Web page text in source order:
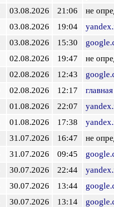
03.08.2026 21:06
не
03.08.2026 19:04
03.08.2026 15:30
02.08.2026 19:47
не
02.08.2026 12:43
02.08.2026 12:17
01.08.2026 22:07
01.08.2026 17:38
31.07.2026 16:47
не
31.07.2026 09:45
30.07.2026 22:44
30.07.2026 13:44
30.07.2026 13:14